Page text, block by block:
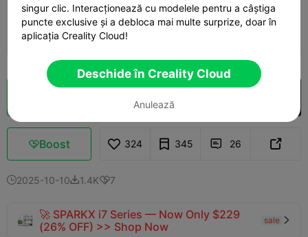
0.2mm layer, 2 walls, 15% infill
 22h 03m
Boost 324 345  26 
2025-10-101.4K7
🚀 SPARKX i7 Series — Now Only $229
(26% OFF) >> Shop Now
sale 
singur clic. Interacționează cu modelele pentru a câștiga
puncte exclusive și a debloca mai multe surprize, doar în
aplicația Creality Cloud!
Deschide în Creality Cloud
Anulează